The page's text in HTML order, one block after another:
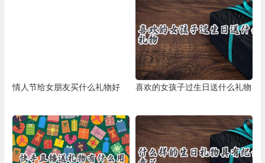
情人节给女朋友买什么礼物好 喜欢的女孩子过生日送什么礼物